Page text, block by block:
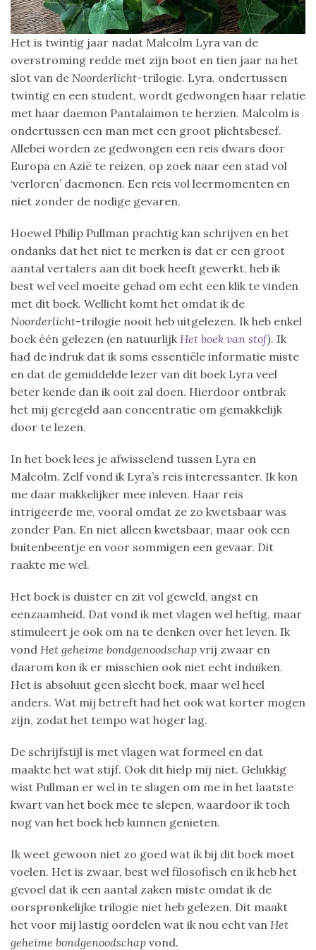
Het is twintig jaar nadat Malcolm Lyra van de
overstroming redde met zijn boot en tien jaar na het
slot van de Noorderlicht-trilogie. Lyra, ondertussen
twintig en een student, wordt gedwongen haar relatie
met haar daemon Pantalaimon te herzien. Malcolm is
ondertussen een man met een groot plichtsbesef.
Allebei worden ze gedwongen een reis dwars door
Europa en Azië te reizen, op zoek naar een stad vol
‘verloren’ daemonen. Een reis vol leermomenten en
niet zonder de nodige gevaren.
Hoewel Philip Pullman prachtig kan schrijven en het
ondanks dat het niet te merken is dat er een groot
aantal vertalers aan dit boek heeft gewerkt, heb ik
best wel veel moeite gehad om echt een klik te vinden
met dit boek. Wellicht komt het omdat ik de
Noorderlicht-trilogie nooit heb uitgelezen. Ik heb enkel
boek één gelezen (en natuurlijk Het boek van stof). Ik
had de indruk dat ik soms essentiële informatie miste
en dat de gemiddelde lezer van dit boek Lyra veel
beter kende dan ik ooit zal doen. Hierdoor ontbrak
het mij geregeld aan concentratie om gemakkelijk
door te lezen.
In het boek lees je afwisselend tussen Lyra en
Malcolm. Zelf vond ik Lyra’s reis interessanter. Ik kon
me daar makkelijker mee inleven. Haar reis
intrigeerde me, vooral omdat ze zo kwetsbaar was
zonder Pan. En niet alleen kwetsbaar, maar ook een
buitenbeentje en voor sommigen een gevaar. Dit
raakte me wel.
Het boek is duister en zit vol geweld, angst en
eenzaamheid. Dat vond ik met vlagen wel heftig, maar
stimuleert je ook om na te denken over het leven. Ik
vond Het geheime bondgenoodschap vrij zwaar en
daarom kon ik er misschien ook niet echt induiken.
Het is absoluut geen slecht boek, maar wel heel
anders. Wat mij betreft had het ook wat korter mogen
zijn, zodat het tempo wat hoger lag.
De schrijfstijl is met vlagen wat formeel en dat
maakte het wat stijf. Ook dit hielp mij niet. Gelukkig
wist Pullman er wel in te slagen om me in het laatste
kwart van het boek mee te slepen, waardoor ik toch
nog van het boek heb kunnen genieten.
Ik weet gewoon niet zo goed wat ik bij dit boek moet
voelen. Het is zwaar, best wel filosofisch en ik heb het
gevoel dat ik een aantal zaken miste omdat ik de
oorspronkelijke trilogie niet heb gelezen. Dit maakt
het voor mij lastig oordelen wat ik nou echt van Het
geheime bondgenoodschap vond.